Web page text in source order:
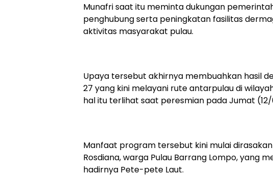
Munafri saat itu meminta dukungan
penghubung serta peningkatan fasilitas
aktivitas masyarakat pulau.
Upaya tersebut akhirnya membuahkan hasil
27 yang kini melayani rute antarpulau di
hal itu terlihat saat peresmian pada Jumat
Manfaat program tersebut kini mulai
Rosdiana, warga Pulau Barrang Lompo, yang
hadirnya Pete-pete Laut.